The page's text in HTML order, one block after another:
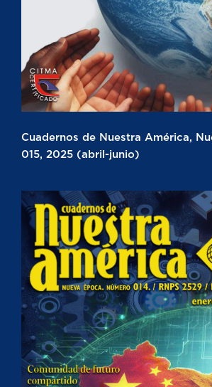
Cuadernos de Nuestra América,
015, 2025 (abril-junio)